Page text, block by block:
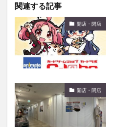
関連する記事
開店・閉店
開店・閉店